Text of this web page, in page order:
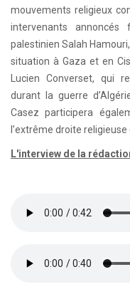
mouvements religieux
intervenants annoncés
palestinien Salah
situation à Gaza et en
Lucien Converset, qui
durant la guerre
Casez participera
l’extrême droite
L'interview de la